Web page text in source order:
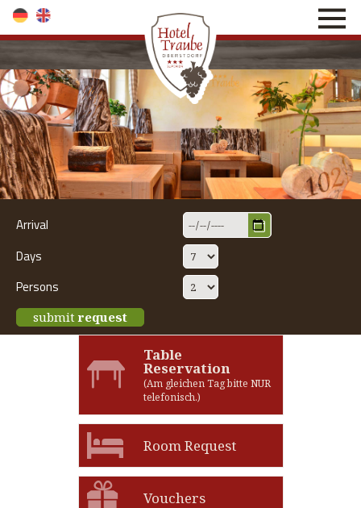
direkt zur Navigation
direkt zum Inhalt
Arrival
Days
Persons
submit request
Table
Reservation
(Am gleichen Tag bitte NUR
telefonisch.)
Room Request
Vouchers